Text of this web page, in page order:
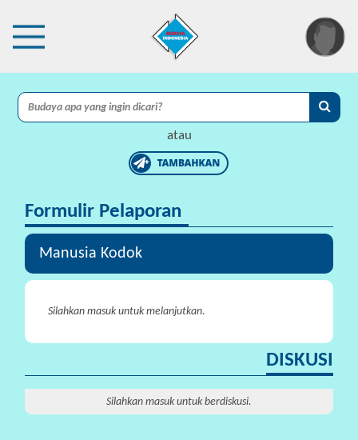
atau
×
I
P
r
o
k
i
Formulir Pelaporan
Manusia Kodok
Silahkan masuk untuk melanjutkan.
DISKUSI
Silahkan masuk untuk berdiskusi.